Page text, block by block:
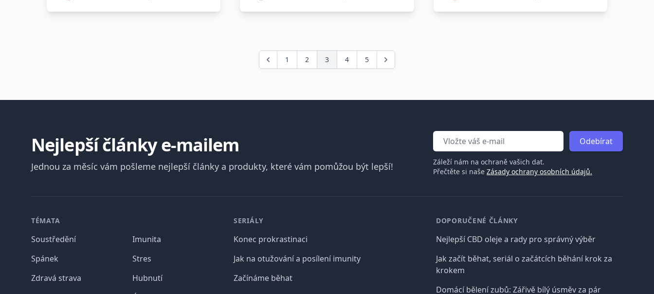
Předchozí
1 2 3 4 5 Další
Nejlepší články e-mailem
Jednou za měsíc vám pošleme nejlepší články a produkty, které vám pomůžou být lepší!
Odebírat
Záleží nám na ochraně vašich dat.
Přečtěte si naše Zásady ochrany osobních údajů.
TÉMATA
Soustředění
Spánek
Zdravá strava
Imunita
Stres
Hubnutí
SERIÁLY
Konec prokrastinaci
Jak na otužování a posílení imunity
Začínáme běhat
DOPORUČENÉ ČLÁNKY
Nejlepší CBD oleje a rady pro správný výběr
Jak začít běhat, seriál o začátcích běhání krok za
krokem
Domácí bělení zubů: Zářivě bílý úsměv za pár